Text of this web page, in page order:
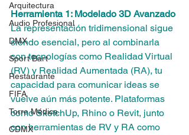
Arquitectura
Audio Profesional
DMX
Sport Bart
Restaurante
FIFA
Torre Médica
CDMX
Herramienta 1: Modelado 3D Avanzado
La representación tridimensional sigue
siendo esencial, pero al combinarla
con tecnologías como Realidad Virtual
(RV) y Realidad Aumentada (RA), tu
capacidad para comunicar ideas se
vuelve aún más potente. Plataformas
como SketchUp, Rhino o Revit, junto
con herramientas de RV y RA como